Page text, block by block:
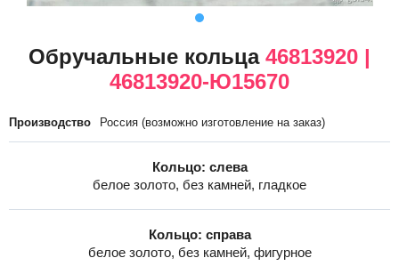
Обручальные кольца 46813920 |
46813920-Ю15670
Производство Россия (возможно изготовление на заказ)
Кольцо: слева
белое золото, без камней, гладкое
Кольцо: справа
белое золото, без камней, фигурное